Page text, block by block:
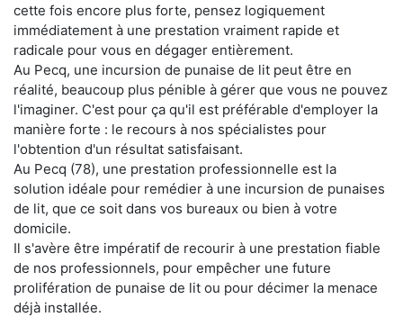
cette fois encore plus forte, pensez logiquement
immédiatement à une prestation vraiment rapide et
radicale pour vous en dégager entièrement.
Au Pecq, une incursion de punaise de lit peut être en
réalité, beaucoup plus pénible à gérer que vous ne pouvez
l'imaginer. C'est pour ça qu'il est préférable d'employer la
manière forte : le recours à nos spécialistes pour
l'obtention d'un résultat satisfaisant.
Au Pecq (78), une prestation professionnelle est la
solution idéale pour remédier à une incursion de punaises
de lit, que ce soit dans vos bureaux ou bien à votre
domicile.
Il s'avère être impératif de recourir à une prestation fiable
de nos professionnels, pour empêcher une future
prolifération de punaise de lit ou pour décimer la menace
déjà installée.